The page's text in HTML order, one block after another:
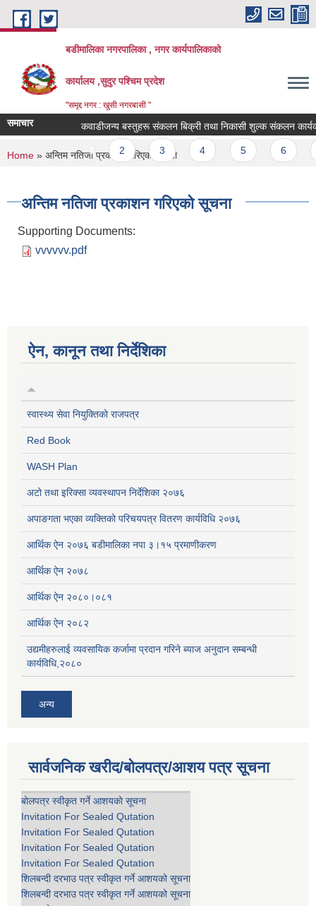
Skip to main content
बडीमालिका नगरपालिका , नगर कार्यपालिकाको
कार्यालय ,सुदुर पश्चिम प्रदेश
"समृद्द नगर : खुसी नगरबासी "
समाचार कवाडीजन्य बस्तुहरू संकलन बिक्री तथा निकासी शुल्क संकलन कार्यकाे
Pages
1 2 3
You are here
Home » अन्तिम नतिजा प्रकाशन गरिएको सूचना
अन्तिम नतिजा प्रकाशन गरिएको सूचना
Supporting Documents:
vvvvvv.pdf
ऐन, कानून तथा निर्देशिका
स्वास्थ्य सेवा नियुक्तिको राजपत्र
Red Book
WASH Plan
अटो तथा इरिक्सा व्यवस्थापन निर्देशिका २०७६
अपाङगता भएका व्यक्तिको परिचयपत्र वितरण कार्यविधि २०७६
आर्थिक ऐन २०७६ बडीमालिका नपा ३।१५ प्रमाणीकरण
आर्थिक ऐन २०७८
आर्थिक ऐन २०८०।०८१
आर्थिक ऐन २०८२
उद्यमीहरुलाई व्यवसायिक कर्जामा प्रदान गरिने ब्याज अनुदान सम्बन्धी
कार्यविधि,२०८०
अन्य
सार्वजनिक खरीद/बोलपत्र/आशय पत्र सूचना
बोलपत्र स्वीकृत गर्ने आशयको सूचना
Invitation For Sealed Qutation
Invitation For Sealed Qutation
Invitation For Sealed Qutation
Invitation For Sealed Qutation
शिलबन्दी दरभाउ पत्र स्वीकृत गर्ने आशयको सूचना
शिलबन्दी दरभाउ पत्र स्वीकृत गर्ने आशयको सूचना